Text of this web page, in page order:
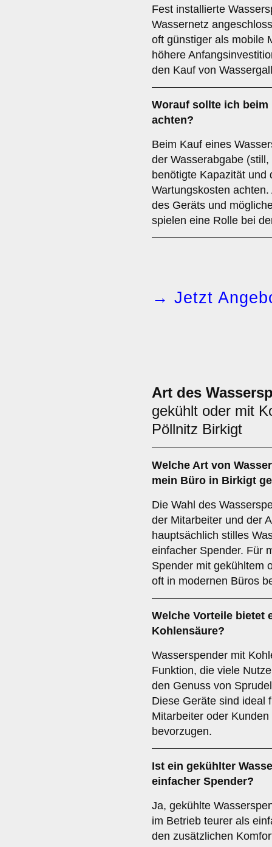
Fest installierte
Wassernetz
oft günstiger als mobile
höhere
den Kauf von
Worauf sollte ich beim
achten?
Beim Kauf eines
der Wasserabgabe
benötigte Kapazität und
Wartungskosten
des Geräts und
spielen eine Rolle bei
→ Jetzt
Art des
gekühlt oder mit
Pöllnitz Birkigt
Welche Art von
mein Büro in Birkigt
Die Wahl des
der Mitarbeiter und der
hauptsächlich stilles
einfacher Spender. Für
Spender mit gekühltem
oft in modernen Büros
Welche Vorteile bietet
Kohlensäure?
Wasserspender mit
Funktion, die viele
den Genuss von
Diese Geräte sind ideal
Mitarbeiter oder
bevorzugen.
Ist ein gekühlter
einfacher Spender?
Ja, gekühlte
im Betrieb teurer als
den zusätzlichen